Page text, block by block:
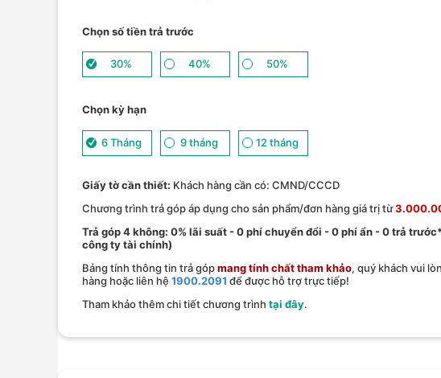
Chọn số tiền trả trước
30% 40% 50%
Chọn kỳ hạn
6 Tháng 9 tháng 12 tháng
Giấy tờ cần thiết: Khách hàng cần có: CMND/CCCD
Chương trình trả góp áp dụng cho sản phẩm/đơn hàng giá trị từ
Trả góp 4 không: 0% lãi suất - 0 phí chuyển đổi - 0 phí ẩn - 0 trả
công ty tài chính)
Bảng tính thông tin trả gópmang tính chất tham khảo, quý khách vui
hàng hoặc liên hệ 1900.2091 để được hỗ trợ trực tiếp!
Tham khảo thêm chi tiết chương trình tại đây.